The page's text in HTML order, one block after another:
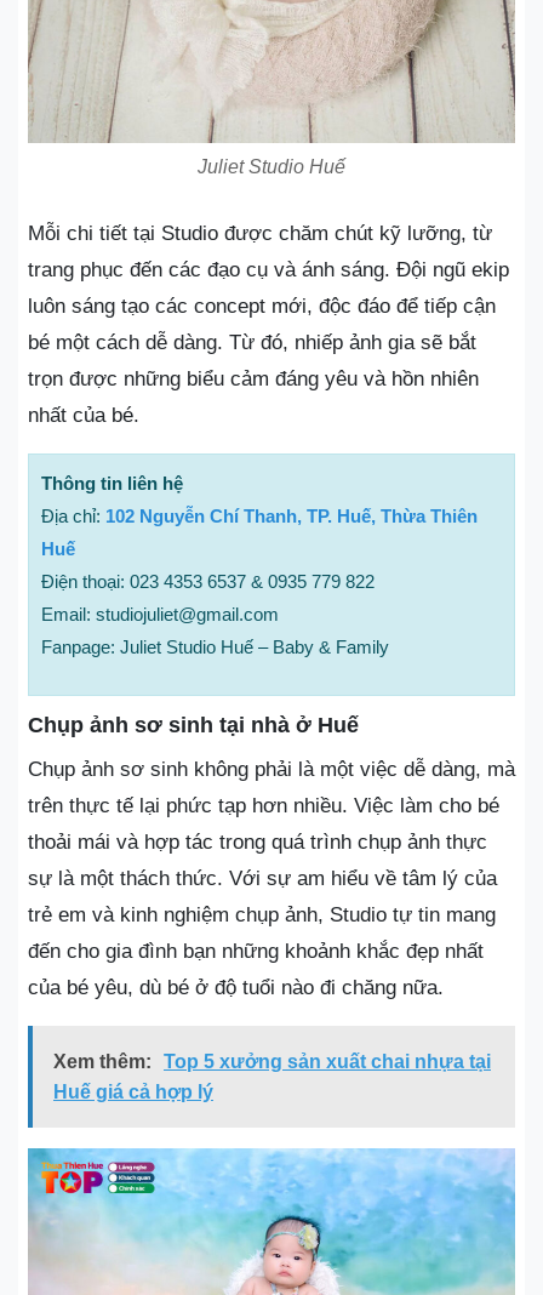
Juliet Studio Huế
Mỗi chi tiết tại Studio được chăm chút kỹ lưỡng, từ
trang phục đến các đạo cụ và ánh sáng. Đội ngũ ekip
luôn sáng tạo các concept mới, độc đáo để tiếp cận
bé một cách dễ dàng. Từ đó, nhiếp ảnh gia sẽ bắt
trọn được những biểu cảm đáng yêu và hồn nhiên
nhất của bé.
Thông tin liên hệ
Địa chỉ: 102 Nguyễn Chí Thanh, TP. Huế, Thừa Thiên
Huế
Điện thoại: 023 4353 6537 & 0935 779 822
Email: studiojuliet@gmail.com
Fanpage: Juliet Studio Huế – Baby & Family
Chụp ảnh sơ sinh tại nhà ở Huế
Chụp ảnh sơ sinh không phải là một việc dễ dàng, mà
trên thực tế lại phức tạp hơn nhiều. Việc làm cho bé
thoải mái và hợp tác trong quá trình chụp ảnh thực
sự là một thách thức. Với sự am hiểu về tâm lý của
trẻ em và kinh nghiệm chụp ảnh, Studio tự tin mang
đến cho gia đình bạn những khoảnh khắc đẹp nhất
của bé yêu, dù bé ở độ tuổi nào đi chăng nữa.
Xem thêm:
Top 5 xưởng sản xuất chai nhựa tại
Huế giá cả hợp lý